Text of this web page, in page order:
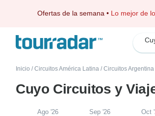
Ofertas de la semana • Lo mejor de
Inicio / Circuitos América Latina / Circuitos Argentina
Cuyo Circuitos y
Ago '26 Sep '26 Oct